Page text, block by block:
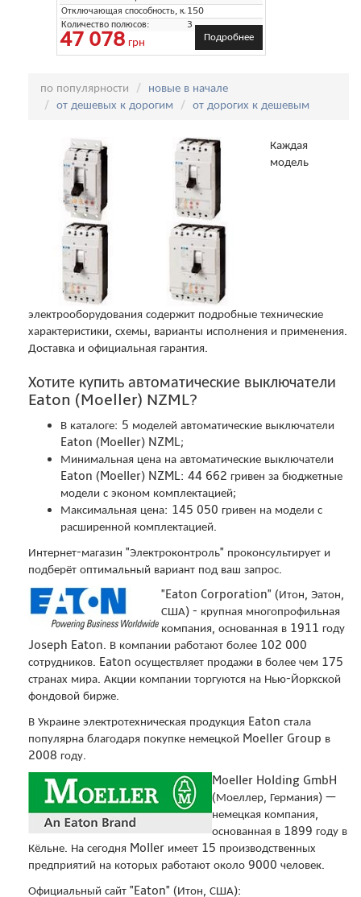
Отключающая способность, кА:150
Количество полюсов:
3
47 078 грн Подробнее
по популярности
новые в начале
от дешевых к дорогим
от дорогих к дешевым
Каждая
модель
электрооборудования содержит подробные технические
характеристики, схемы, варианты исполнения и применения.
Доставка и официальная гарантия.
Хотите купить автоматические выключатели
Eaton (Moeller) NZML?
В каталоге: 5 моделей автоматические выключатели
Eaton (Moeller) NZML;
Минимальная цена на автоматические выключатели
Eaton (Moeller) NZML: 44 662 гривен за бюджетные
модели с эконом комплектацией;
Максимальная цена: 145 050 гривен на модели с
расширенной комплектацией.
Интернет-магазин "Электроконтроль" проконсультирует и
подберёт оптимальный вариант под ваш запрос.
"Eaton Corporation" (Итон, Эатон,
США) - крупная многопрофильная
компания, основанная в 1911 году
Joseph Eaton. В компании работают более 102 000
сотрудников. Eaton осуществляет продажи в более чем 175
странах мира. Акции компании торгуются на Нью-Йоркской
фондовой бирже.
В Украине электротехническая продукция Eaton стала
популярна благодаря покупке немецкой Moeller Group в
2008 году.
Moeller Holding GmbH
(Моеллер, Германия) —
немецкая компания,
основанная в 1899 году в
Кёльне. На сегодня Moller имеет 15 производственных
предприятий на которых работают около 9000 человек.
Официальный сайт "Eaton" (Итон, США):